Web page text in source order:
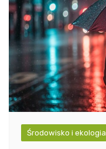
Środowisko i ekologia